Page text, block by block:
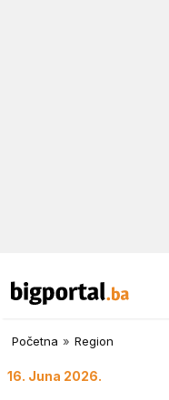
Početna » Region
16. Juna 2026.